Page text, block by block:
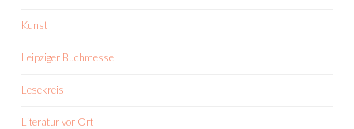
Kunst
Leipziger Buchmesse
Lesekreis
Literatur vor Ort